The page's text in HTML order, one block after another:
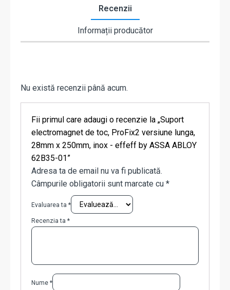
Recenzii
Informații producător
Nu există recenzii până acum.
Fii primul care adaugi o recenzie la „Suport
electromagnet de toc, ProFix2 versiune lunga,
28mm x 250mm, inox - effeff by ASSA ABLOY
62B35-01”
Adresa ta de email nu va fi publicată.
Câmpurile obligatorii sunt marcate cu *
Evaluarea ta *
Recenzia ta *
Nume *